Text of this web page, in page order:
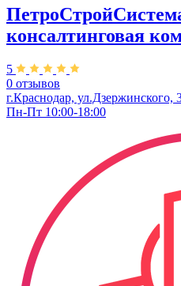
консалтинговая
5
0 отзывов
г.Краснодар, ул.Дзержинского,
Пн-Пт 10:00-18:00